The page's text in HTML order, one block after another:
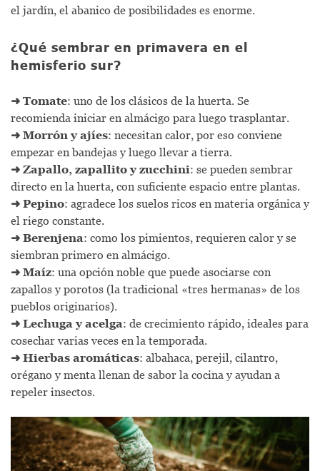
el jardín, el abanico de posibilidades es enorme.
¿Qué sembrar en primavera en el
hemisferio sur?
➜ Tomate: uno de los clásicos de la huerta. Se
recomienda iniciar en almácigo para luego trasplantar.
➜ Morrón y ajíes: necesitan calor, por eso conviene
empezar en bandejas y luego llevar a tierra.
➜ Zapallo, zapallito y zucchini: se pueden sembrar
directo en la huerta, con suficiente espacio entre plantas.
➜ Pepino: agradece los suelos ricos en materia orgánica y
el riego constante.
➜ Berenjena: como los pimientos, requieren calor y se
siembran primero en almácigo.
➜ Maíz: una opción noble que puede asociarse con
zapallos y porotos (la tradicional «tres hermanas» de los
pueblos originarios).
➜ Lechuga y acelga: de crecimiento rápido, ideales para
cosechar varias veces en la temporada.
➜ Hierbas aromáticas: albahaca, perejil, cilantro,
orégano y menta llenan de sabor la cocina y ayudan a
repeler insectos.